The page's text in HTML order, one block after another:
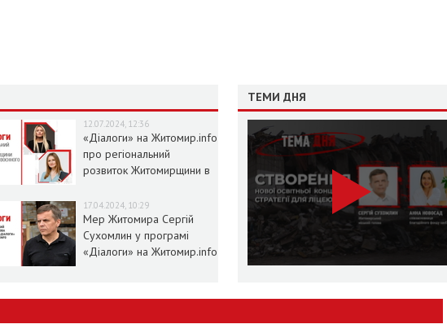
12.07.2024, 12:36
«Діалоги» на Житомир.info
про регіональний
розвиток Житомирщини в
17.04.2024, 10:29
Мер Житомира Сергій
Сухомлин у програмі
«Діалоги» на Житомир.info
ТЕМИ ДНЯ